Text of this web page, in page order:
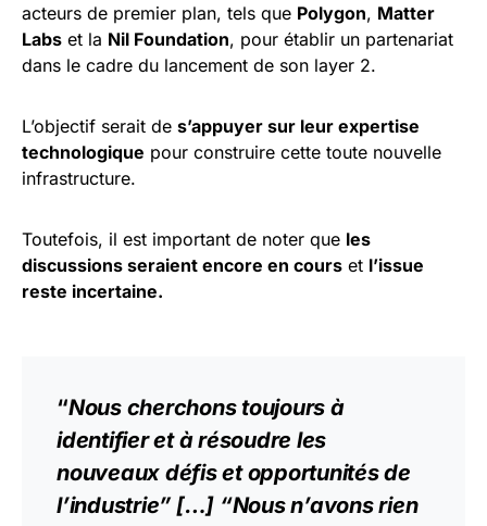
acteurs de premier plan, tels que Polygon, Matter
Labs et la Nil Foundation, pour établir un partenariat
dans le cadre du lancement de son layer 2.
L’objectif serait de s’appuyer sur leur expertise
technologique pour construire cette toute nouvelle
infrastructure.
Toutefois, il est important de noter que les
discussions seraient encore en cours et l’issue
reste incertaine.
“Nous cherchons toujours à
identifier et à résoudre les
nouveaux défis et opportunités de
l’industrie” […] “Nous n’avons rien